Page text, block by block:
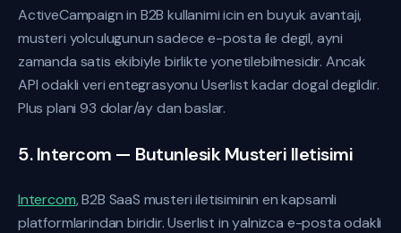
ActiveCampaign in B2B kullanimi icin en buyuk avantaji,
musteri yolculugunun sadece e-posta ile degil, ayni
zamanda satis ekibiyle birlikte yonetilebilmesidir. Ancak
API odakli veri entegrasyonu Userlist kadar dogal degildir.
Plus plani 93 dolar/ay dan baslar.
5. Intercom — Butunlesik Musteri Iletisimi
Intercom, B2B SaaS musteri iletisiminin en kapsamli
platformlarindan biridir. Userlist in yalnizca e-posta odakli